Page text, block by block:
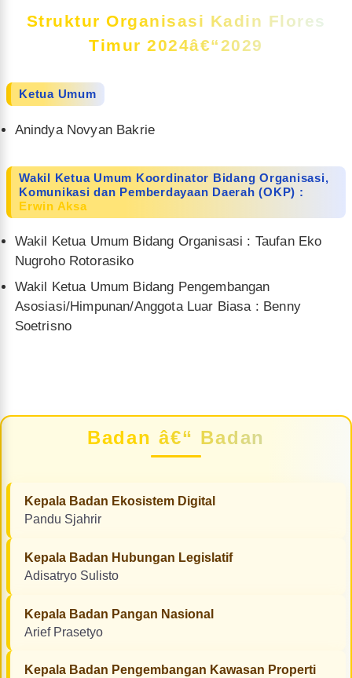
Struktur Organisasi Kadin Flores
Timur 2024â€“2029
Ketua Umum
Anindya Novyan Bakrie
Wakil Ketua Umum Koordinator Bidang Organisasi,
Komunikasi dan Pemberdayaan Daerah (OKP) :
Erwin Aksa
Wakil Ketua Umum Bidang Organisasi : Taufan Eko
Nugroho Rotorasiko
Wakil Ketua Umum Bidang Pengembangan
Asosiasi/Himpunan/Anggota Luar Biasa : Benny
Soetrisno
Badan â€“ Badan
Kepala Badan Ekosistem Digital
Pandu Sjahrir
Kepala Badan Hubungan Legislatif
Adisatryo Sulisto
Kepala Badan Pangan Nasional
Arief Prasetyo
Kepala Badan Pengembangan Kawasan Properti